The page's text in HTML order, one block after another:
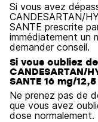
Si vous avez
CANDESARTAN/
SANTE prescrite
immédiatement un
demander conseil.
Si vous oubliez
CANDESARTAN/
SANTE 16 mg/
Ne prenez pas de
que vous avez
dose normalement.